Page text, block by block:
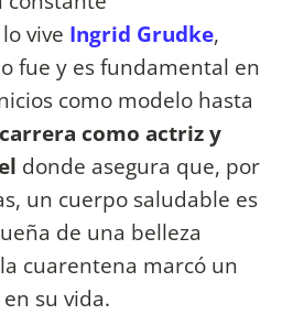
vive Ingrid Grudke,
fue y es fundamental en
como modelo hasta
carrera como actriz y
donde asegura que, por
un cuerpo saludable es
de una belleza
cuarentena marcó un
su vida.